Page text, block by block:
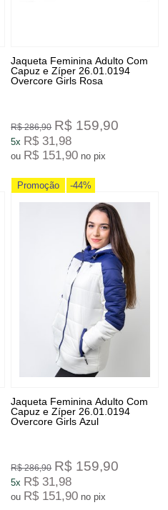
Jaqueta Feminina Adulto Com
Capuz e Zíper 26.01.0194
Overcore Girls Rosa
R$ 286,90 R$ 159,90
5x R$ 31,98
ou R$ 151,90 no pix
Promoção -44%
Jaqueta Feminina Adulto Com
Capuz e Zíper 26.01.0194
Overcore Girls Azul
R$ 286,90 R$ 159,90
5x R$ 31,98
ou R$ 151,90 no pix